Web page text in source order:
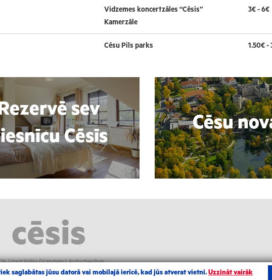
Vidzemes koncertzāles “Cēsis”
Kamerzāle
3€ - 6€
Cēsu Pils parks 1.50€ -
sev
Cēsīs
Cēsu
|Izstrādāja Grandem|Autortiesības
saglabātas jūsu datorā vai mobilajā ierīcē, kad jūs atverat vietni.Uzzināt vairāk